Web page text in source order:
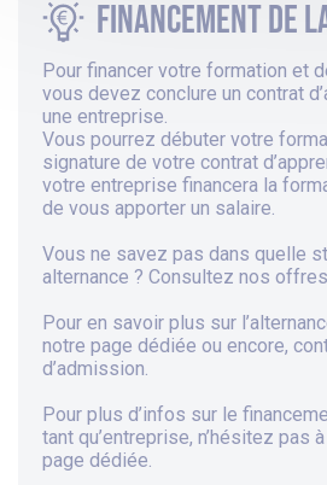
Financement de
Pour financer votre formation et
vous devez conclure un contrat
une entreprise.
Vous pourrez débuter votre
signature de votre contrat
votre entreprise financera la
de vous apporter un salaire.
Vous ne savez pas dans quelle
alternance ? Consultez nos
Pour en savoir plus sur
notre page dédiée ou encore,
d’admission.
Pour plus d’infos sur le
tant qu’entreprise, n’hésitez pas
page dédiée.